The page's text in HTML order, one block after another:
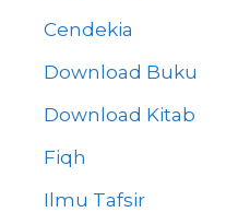
Cendekia
Download Buku
Download Kitab
Fiqh
Ilmu Tafsir